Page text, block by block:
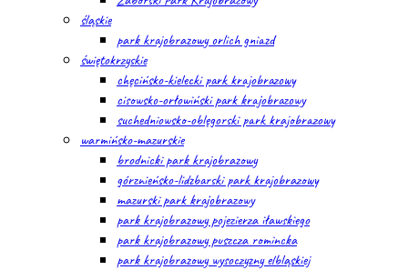
śląskie
park krajobrazowy orlich gniazd
świętokrzyskie
chęcińsko-kielecki park krajobrazowy
cisowsko-orłowiński park krajobrazowy
suchedniowsko-oblęgorski park krajobrazowy
warmińsko-mazurskie
brodnicki park krajobrazowy
górznieńsko-lidzbarski park krajobrazowy
mazurski park krajobrazowy
park krajobrazowy pojezierza iławskiego
park krajobrazowy puszcza romincka
park krajobrazowy wysoczyzny elbląskiej